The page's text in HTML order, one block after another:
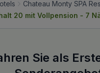
Chateau Monty SPA
20 mit Vollpension - 7
Sie als